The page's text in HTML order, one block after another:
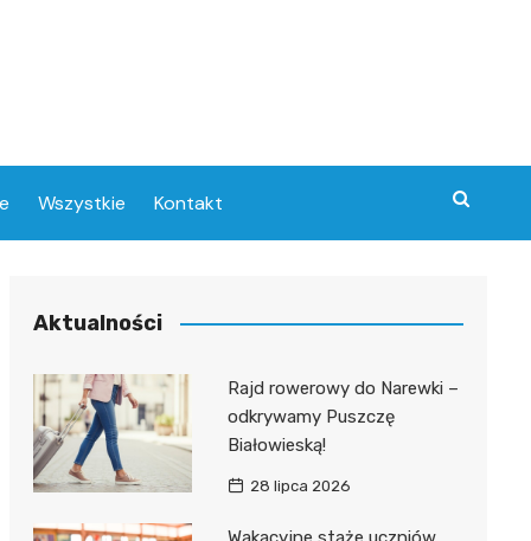
Wszystkie Kontakt
Aktualności
Rajd rowerowy do Narewki –
odkrywamy Puszczę
Białowieską!
28 lipca 2026